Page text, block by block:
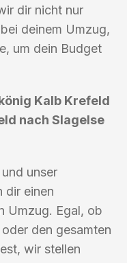
dir nicht nur
deinem Umzug,
um dein Budget
Kalb Krefeld
nach Slagelse
unser
dir einen
Umzug. Egal, ob
den gesamten
wir stellen